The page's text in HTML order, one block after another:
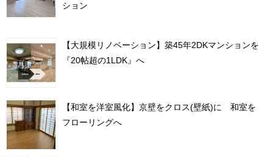
ション
【大規模リノベーション】築45年2DKマンションを
『20帖超の1LDK』へ
【和室を洋室風化】京壁をクロス(壁紙)に 和室を
フローリングへ